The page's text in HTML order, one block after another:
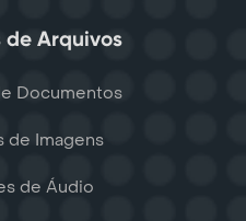
de Arquivos
Documentos
de Imagens
de Áudio